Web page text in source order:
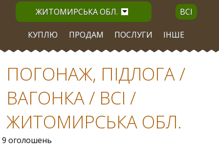
ЖИТОМИРСЬКА ОБЛ. ВСІ
КУПЛЮ ПРОДАМ ПОСЛУГИ ІНШЕ
ПОГОНАЖ, ПІДЛОГА /
ВАГОНКА / ВСІ /
ЖИТОМИРСЬКА ОБЛ.
9 оголошень